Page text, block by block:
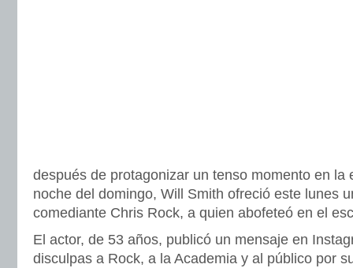
después de protagonizar un tenso momento en la
noche del domingo, Will Smith ofreció este lunes
comediante Chris Rock, a quien abofeteó en el
El actor, de 53 años, publicó un mensaje en
disculpas a Rock, a la Academia y al público por